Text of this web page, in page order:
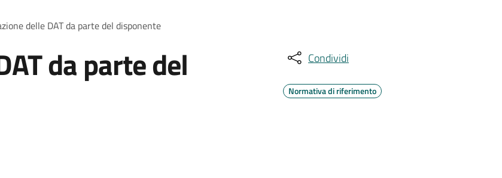
delle DAT da parte del disponente
da parte del Condividi
Normativa di riferimento